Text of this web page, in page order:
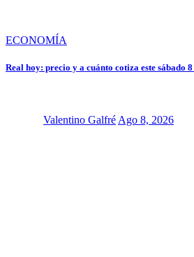
ECONOMÍA
Real hoy: precio y a cuánto cotiza este sábado 8
Valentino Galfré Ago 8, 2026